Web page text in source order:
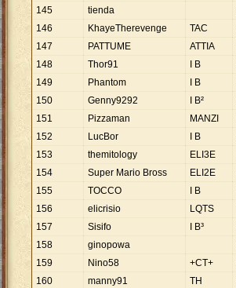
145
tienda
146
KhayeTherevenge TAC
147
PATTUME ATTIA
148
Thor91 I B
149
Phantom I B
150
Genny9292 I B²
151
Pizzaman MANZI
152
LucBor I B
153
themitology ELI3E
154
Super Mario Bross ELI2E
155
TOCCO I B
156
elicrisio LQTS
157
Sisifo I B³
158
ginopowa
159
Nino58 +CT+
160
manny91 TH